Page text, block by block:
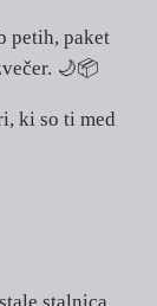
petih, paket
🌙📦
ki so ti med